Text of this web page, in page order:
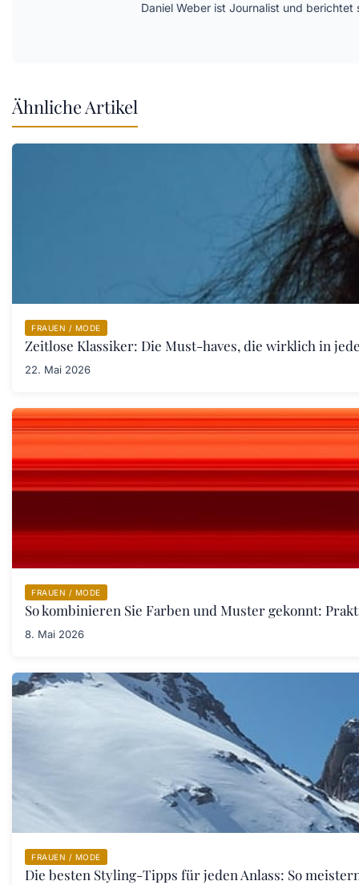
Daniel Weber ist Journalist und
Ähnliche Artikel
FRAUEN / MODE
Zeitlose Klassiker: Die Must-haves, die wirklich in
22. Mai 2026
FRAUEN / MODE
So kombinieren Sie Farben und Muster gekonnt:
8. Mai 2026
FRAUEN / MODE
Die besten Styling-Tipps für jeden Anlass: So